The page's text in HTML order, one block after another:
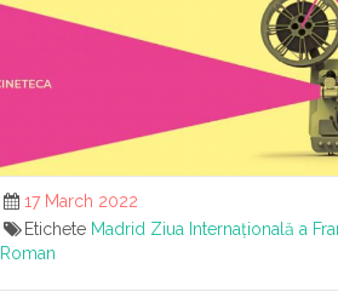
17 March 2022
Etichete Madrid Ziua Internațională a
Roman